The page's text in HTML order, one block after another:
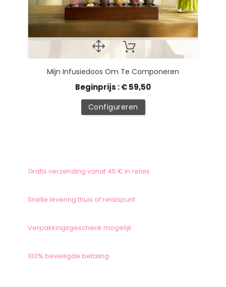
Mijn Infusiedoos Om Te Componeren
Beginprijs : € 59,50
Configureren
Gratis verzending vanaf 45 € in relais
Snelle levering thuis of relaispunt
Verpakkingsgeschenk mogelijk
100% beveiligde betaling